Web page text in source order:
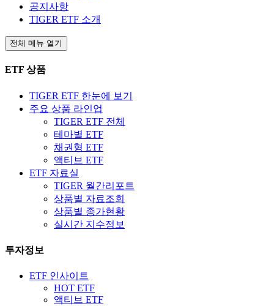
공지사항
TIGER ETF 소개
전체 메뉴 열기
ETF 상품
TIGER ETF 한눈에 보기
주요 상품 라인업
TIGER ETF 전체
테마별 ETF
채권형 ETF
액티브 ETF
ETF 자료실
TIGER 월간리포트
상품별 자료조회
상품별 종가현황
실시간 지수정보
투자정보
ETF 인사이트
HOT ETF
액티브 ETF